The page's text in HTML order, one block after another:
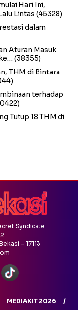
Hari Ini,
Lintas (45328)
dalam
Aturan Masuk
(38355)
THM di Bintara
terhadap
Tutup 18 THM di
Syndicate
– 17113
MEDIAKIT 2026